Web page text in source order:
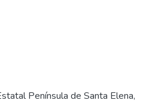
Península de Santa Elena,